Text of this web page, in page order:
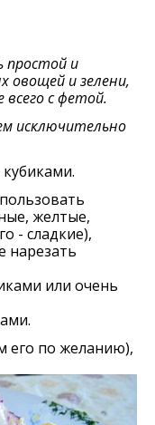
простой и
овощей и зелени,
с фетой.
исключительно
желтые,
- сладкие),
нарeзать
или очень
его по желанию),